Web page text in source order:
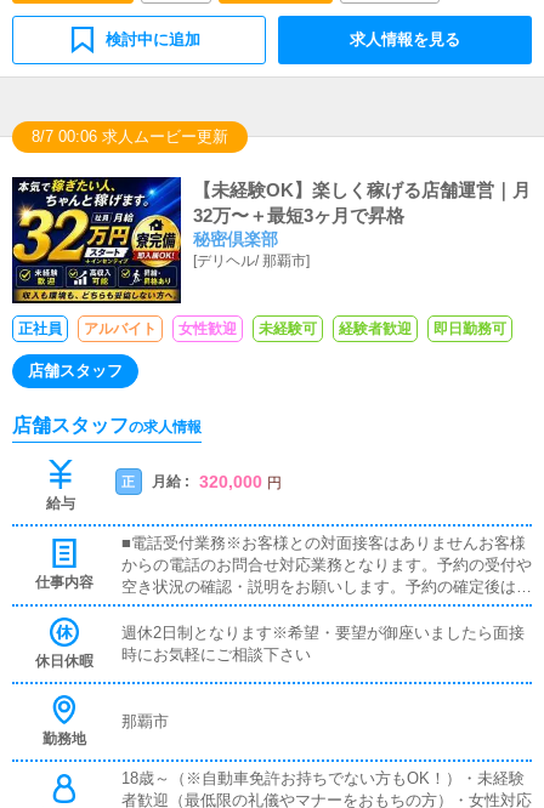
検討中に追加 求人情報を見る
8/7 00:06 求人ムービー更新
【未経験OK】楽しく稼げる店舗運営｜月
32万〜＋最短3ヶ月で昇格
秘密倶楽部
[デリヘル/那覇市]
正社員 アルバイト 女性歓迎 未経験可 経験者歓迎 即日勤務可
店舗スタッフ
店舗スタッフの求人情報
給与
正 月給 : 320,000 円
仕事内容
■電話受付業務※お客様との対面接客はありませんお客様
からの電話のお問合せ対応業務となります。予約の受付や
空き状況の確認・説明をお願いします。予約の確定後はキ
ャストやドライバーに通達します。■PC更新業務ヘブンネ
ットを始めとするポータルサイトの更新作業を行います。
基本的なPC操作が出来ればすぐに慣れることが出来ま
ていただきます。
休日休暇
週休2日制となります※希望・要望が御座いましたら面接
時にお気軽にご相談下さい
勤務地
那覇市
18歳～（※自動車免許お持ちでない方もOK！）・未経験
者歓迎（最低限の礼儀やマナーをおもちの方）・女性対応